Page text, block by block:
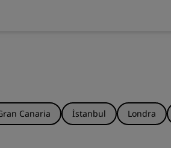
Canaria İstanbul Londra